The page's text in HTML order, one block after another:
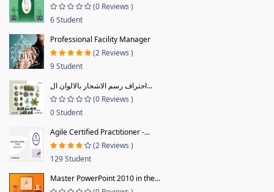
(0 Reviews )
6 Student
Professional Facility Manager
(2 Reviews )
9 Student
احتراف رسم الاشجار بالالوان ال...
(0 Reviews )
0 Student
Agile Certified Practitioner -...
(2 Reviews )
129 Student
Master PowerPoint 2010 in the...